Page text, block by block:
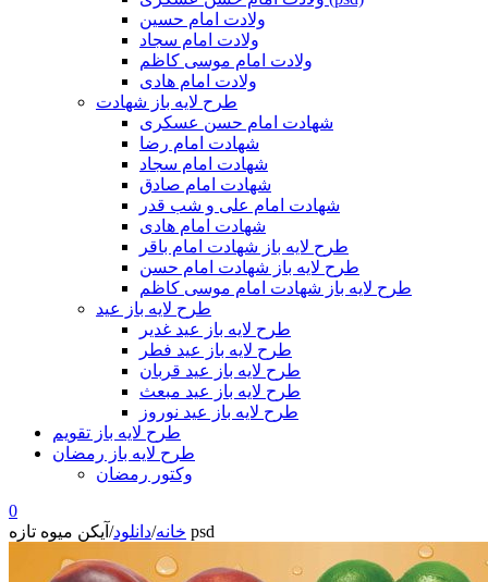
ولادت امام حسین
ولادت امام سجاد
ولادت امام موسی کاظم
ولادت امام هادی
طرح لایه باز شهادت
شهادت امام حسن عسکری
شهادت امام رضا
شهادت امام سجاد
شهادت امام صادق
شهادت امام علی و شب قدر
شهادت امام هادی
طرح لایه باز شهادت امام باقر
طرح لایه باز شهادت امام حسن
طرح لایه باز شهادت امام موسی کاظم
طرح لایه باز عید
طرح لایه باز عید غدیر
طرح لایه باز عید فطر
طرح لایه باز عید قربان
طرح لایه باز عید مبعث
طرح لایه باز عید نوروز
طرح لایه باز تقویم
طرح لایه باز رمضان
وکتور رمضان
0
خانه/دانلود/ آیکن میوه تازه psd